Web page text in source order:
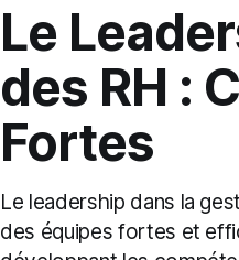
Le
des RH :
Fortes
Le leadership dans la
des équipes fortes et